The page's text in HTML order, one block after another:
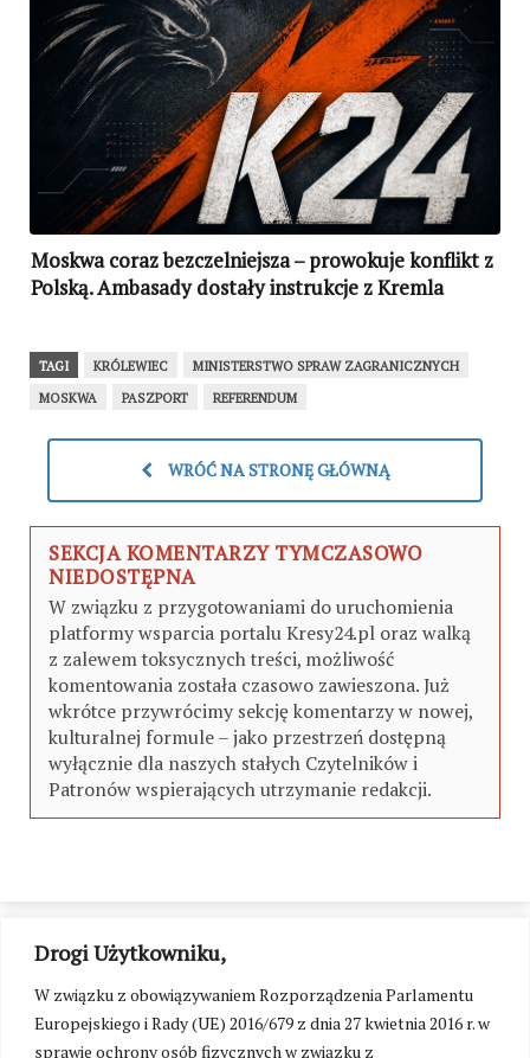
Drogi Użytkowniku,
W związku z obowiązywaniem Rozporządzenia Parlamentu
Europejskiego i Rady (UE) 2016/679 z dnia 27 kwietnia 2016 r. w
sprawie ochrony osób fizycznych w związku z
Moskwa coraz bezczelniejsza – prowokuje konflikt z
Polską. Ambasady dostały instrukcje z Kremla
TAGI KRÓLEWIEC
MINISTERSTWO SPRAW ZAGRANICZNYCH
MOSKWA
PASZPORT REFERENDUM
WRÓĆ NA STRONĘ GŁÓWNĄ
SEKCJA KOMENTARZY TYMCZASOWO
NIEDOSTĘPNA
W związku z przygotowaniami do uruchomienia
platformy wsparcia portalu Kresy24.pl oraz walką
z zalewem toksycznych treści, możliwość
komentowania została czasowo zawieszona. Już
wkrótce przywrócimy sekcję komentarzy w nowej,
kulturalnej formule – jako przestrzeń dostępną
wyłącznie dla naszych stałych Czytelników i
Patronów wspierających utrzymanie redakcji.